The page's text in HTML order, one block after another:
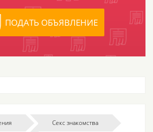
ПОДАТЬ ОБЪЯВЛЕНИЕ
Секс знакомства